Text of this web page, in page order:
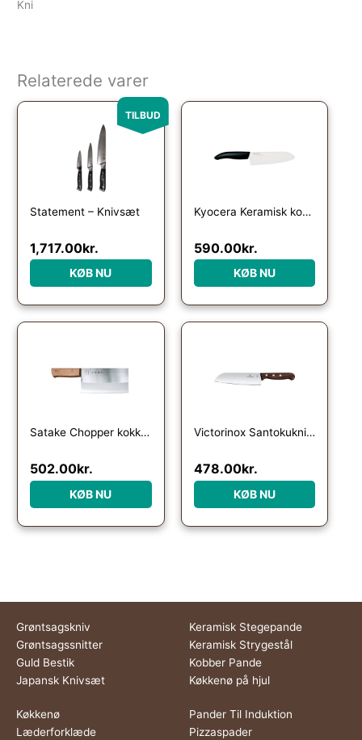
Kni
Relaterede varer
TILBUD
Statement – Knivsæt
Den oprindelige pris var: 1,997.00kr..
1,717.00kr.
Den aktuelle pris er: 1,717.00kr..
KØB NU
Kyocera Keramisk kokkekniv i hvid, 16cm
590.00kr.
KØB NU
Satake Chopper kokkekniv med træhåndtag
502.00kr.
KØB NU
Victorinox Santokukniv 17 cm, wood
478.00kr.
KØB NU
Grøntsagskniv
Grøntsagssnitter
Guld Bestik
Japansk Knivsæt
Keramisk Stegepande
Keramisk Strygestål
Kobber Pande
Køkkenø på hjul
Køkkenø
Læderforklæde
Pander Til Induktion
Pizzaspader